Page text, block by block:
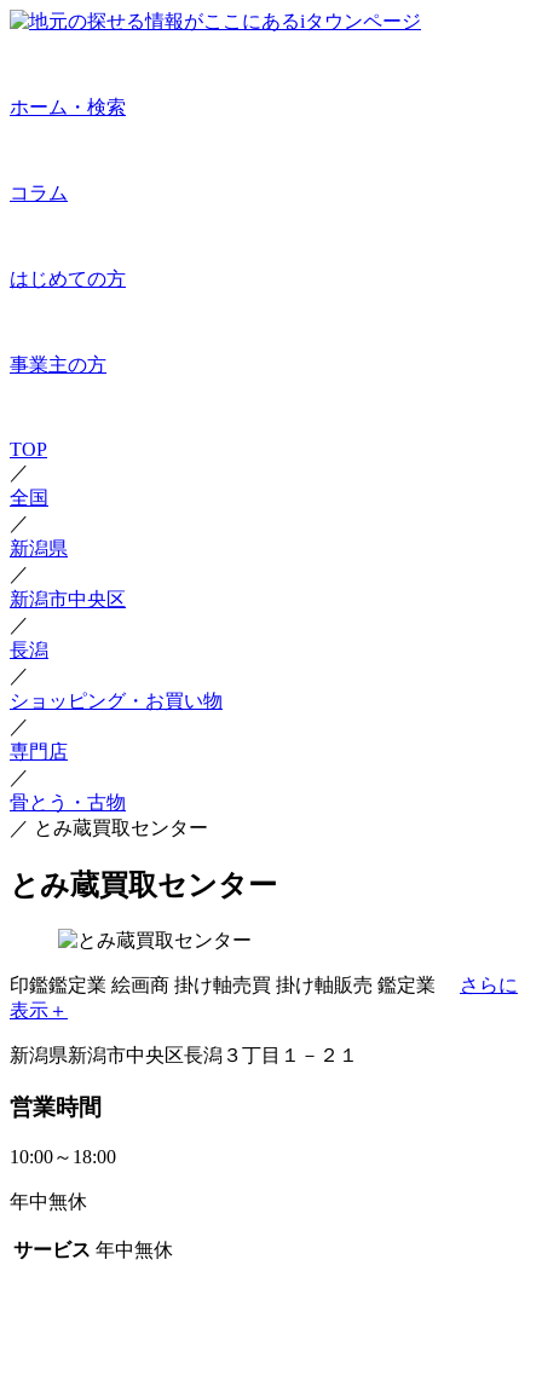
ホーム・検索
コラム
はじめての方
事業主の方
TOP
／
全国
／
新潟県
／
新潟市中央区
／
長潟
／
ショッピング・お買い物
／
専門店
／
骨とう・古物
／ とみ蔵買取センター
とみ蔵買取センター
印鑑鑑定業 絵画商 掛け軸売買 掛け軸販売 鑑定業
さらに
表示＋
新潟県新潟市中央区長潟３丁目１－２１
営業時間
10:00～18:00
年中無休
サービス 年中無休